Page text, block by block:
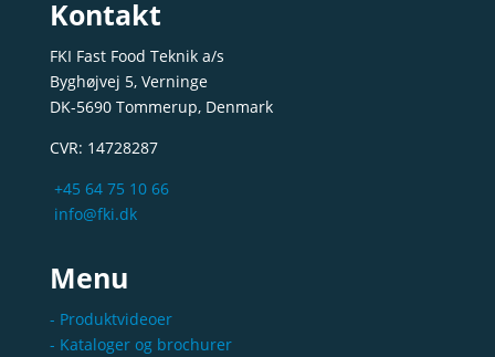
Kontakt
FKI Fast Food Teknik a/s
Byghøjvej 5, Verninge
DK-5690 Tommerup, Denmark
CVR: 14728287
+45 64 75 10 66
info@fki.dk
Menu
- Produktvideoer
- Kataloger og brochurer